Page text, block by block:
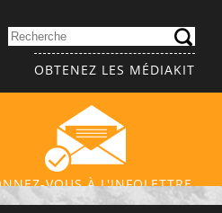
OBTENEZ LES MÉDIAKIT
VOUS À L'INFOLETTRE